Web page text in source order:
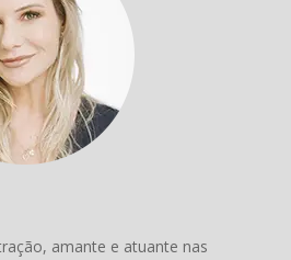
amante e atuante nas